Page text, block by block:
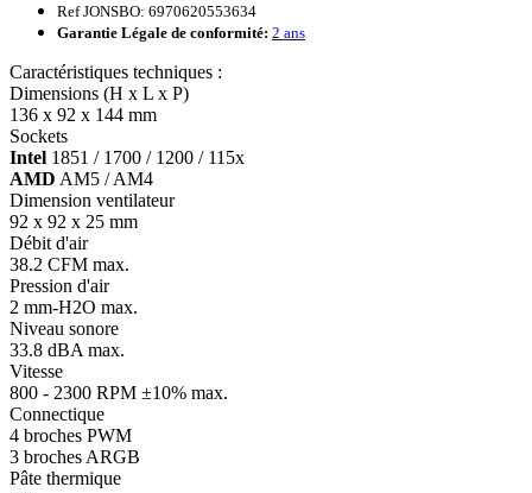
Ref JONSBO: 6970620553634
Garantie Légale de conformité: 2 ans
Caractéristiques techniques :
Dimensions (H x L x P)
136 x 92 x 144 mm
Sockets
Intel 1851 / 1700 / 1200 / 115x
AMD AM5 / AM4
Dimension ventilateur
92 x 92 x 25 mm
Débit d'air
38.2 CFM max.
Pression d'air
2 mm-H2O max.
Niveau sonore
33.8 dBA max.
Vitesse
800 - 2300 RPM ±10% max.
Connectique
4 broches PWM
3 broches ARGB
Pâte thermique